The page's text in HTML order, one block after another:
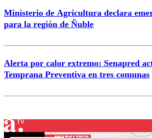
Ministerio de Agricultura declara
para la región de Ñuble
Alerta por calor extremo: Senapred
Temprana Preventiva en tres comunas